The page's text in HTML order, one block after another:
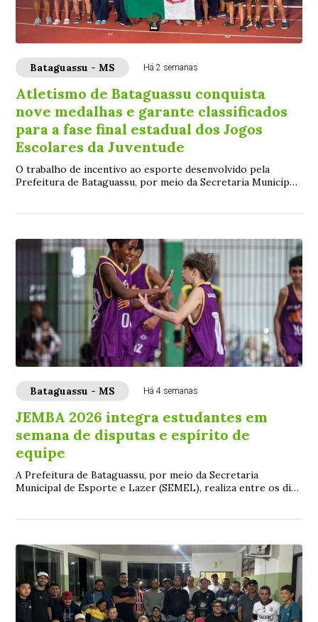
Bataguassu - MS Há 2 semanas
Atletismo de Bataguassu conquista
nove medalhas e garante classificados
para a fase final estadual dos Jogos
Escolares da Juventude
O trabalho de incentivo ao esporte desenvolvido pela
Prefeitura de Bataguassu, por meio da Secretaria Municipal
Bataguassu - MS Há 4 semanas
JEMBA 2026 integra estudantes em
semana de disputas e espírito de
equipe
A Prefeitura de Bataguassu, por meio da Secretaria
Municipal de Esporte e Lazer (SEMEL), realiza entre os dias